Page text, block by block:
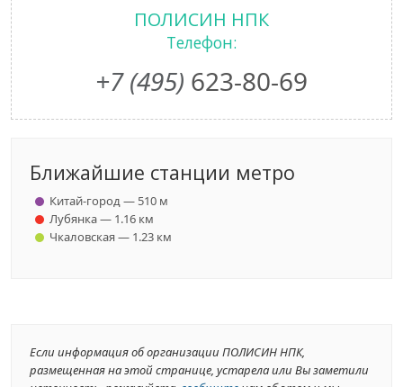
ПОЛИСИН НПК
Телефон:
+7 (495) 623-80-69
Ближайшие станции метро
Китай-город — 510 м
Лубянка — 1.16 км
Чкаловская — 1.23 км
Если информация об организации ПОЛИСИН НПК,
размещенная на этой странице, устарела или Вы заметили